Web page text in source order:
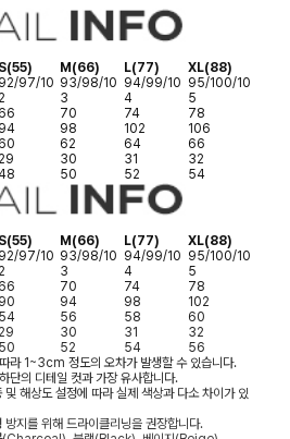
S(55) M(66) L(77)
XL(88)
92/97/10
2
93/98/10
3
94/99/10
4
95/100/10
5
66 70 74
78
94 98 102
106
60 62 64
66
29 30 31
32
48 50 52 54
S(55) M(66) L(77)
XL(88)
92/97/10
2
93/98/10
3
94/99/10
4
95/100/10
5
66 70 74
78
90 94 98
102
54 56 58
60
29 30 31
32
50 52 54
56
라 1~3cm 정도의 오차가 발생할 수 있습니다.
단의 디테일 컷과 가장 유사합니다.
해상도 설정에 따라 실제 색상과 다소 차이가 있
지를 위해 드라이클리닝을 권장합니다.